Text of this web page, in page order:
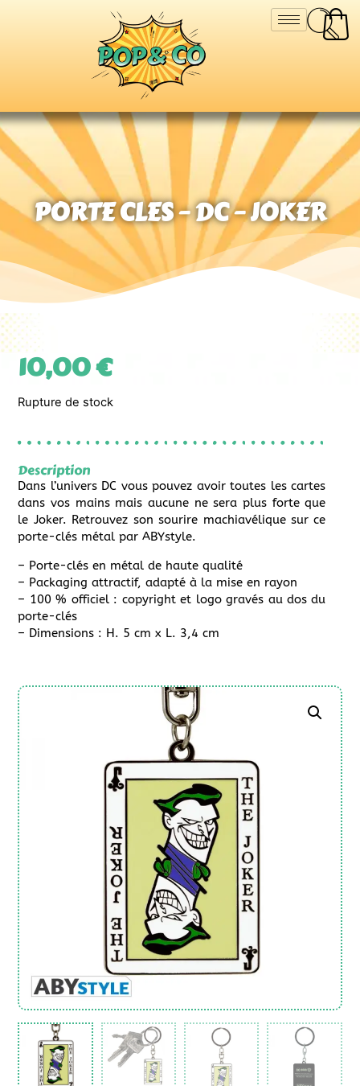
PORTE CLES – DC – JOKER
10,00€
Rupture de stock
Description
Dans l’univers DC vous pouvez avoir toutes les cartes
dans vos mains mais aucune ne sera plus forte que
le Joker. Retrouvez son sourire machiavélique sur ce
porte-clés métal par ABYstyle.
– Porte-clés en métal de haute qualité
– Packaging attractif, adapté à la mise en rayon
– 100 % officiel : copyright et logo gravés au dos du
porte-clés
– Dimensions : H. 5 cm x L. 3,4 cm